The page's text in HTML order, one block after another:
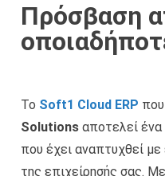
Πρόσβαση
Το Soft1 Cloud ERP
Solutions αποτελεί ένα
που έχει αναπτυχθεί
της επιχείρησής σας.